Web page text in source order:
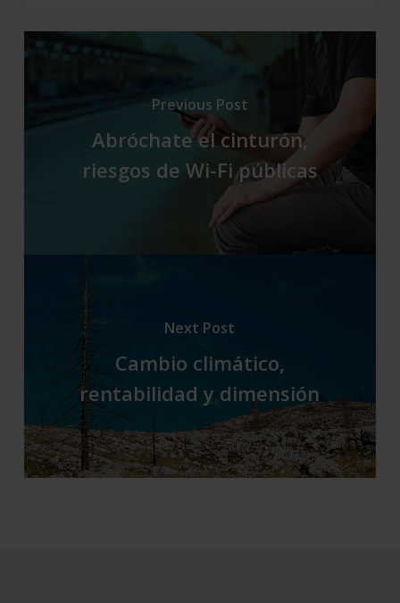
Previous Post
Abróchate el cinturón,
riesgos de Wi-Fi públicas
Next Post
Cambio climático,
rentabilidad y dimensión